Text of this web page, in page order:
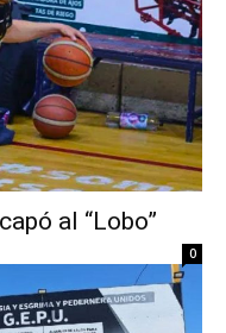
al “Lobo”
0